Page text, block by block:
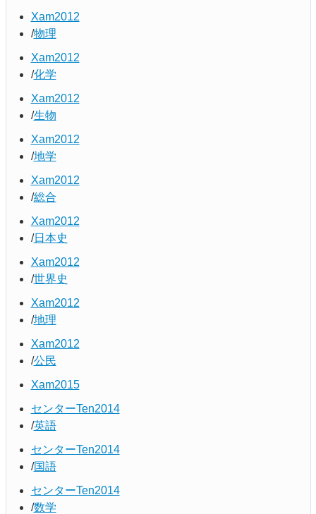
Xam2012
物理
Xam2012
化学
Xam2012
生物
Xam2012
地学
Xam2012
総合
Xam2012
日本史
Xam2012
世界史
Xam2012
地理
Xam2012
公民
Xam2015
センターTen2014
英語
センターTen2014
国語
センターTen2014
数学